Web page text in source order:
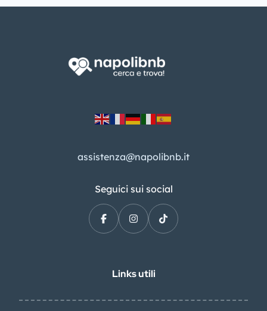
per chi cerca un alloggio comodo
assistenza@napolibnb.it
Seguici sui social
Links utili